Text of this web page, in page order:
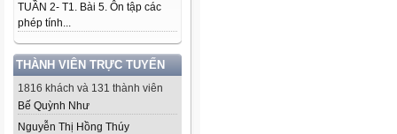
TUẦN 2- T1. Bài 5. Ôn tập các
phép tính...
THÀNH VIÊN TRỰC TUYẾN
1816 khách và 131 thành viên
Bế Quỳnh Như
Nguyễn Thị Hồng Thúy